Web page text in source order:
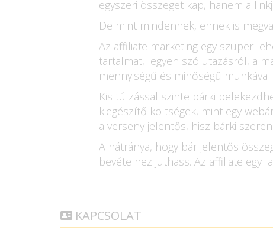
egyszeri összeget kap, hanem a
De mint mindennek, ennek is
Az affiliate marketing egy szuper
tartalmat, legyen szó utazásról, a
mennyiségű és minőségű
Kis túlzással szinte bárki
kiegészítő költségek, mint egy
a verseny jelentős, hisz bárki
A hátránya, hogy bár jelentős
bevételhez juthass. Az affiliate egy
KAPCSOLAT